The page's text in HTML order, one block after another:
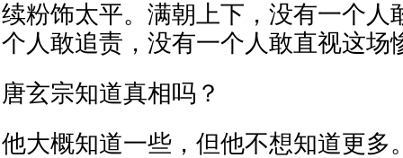
续粉饰太平。满朝上下，没有一个人
个人敢追责，没有一个人敢直视这场
唐玄宗知道真相吗？
他大概知道一些，但他不想知道更多